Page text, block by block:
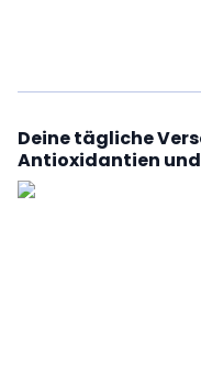
Deine tägliche
Antioxidantien und